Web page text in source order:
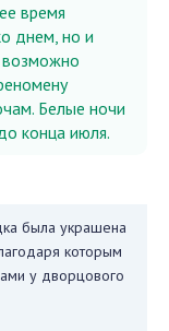
время
днем, но и
Белые ночи
конца июля.
была украшена
которым
у дворцового